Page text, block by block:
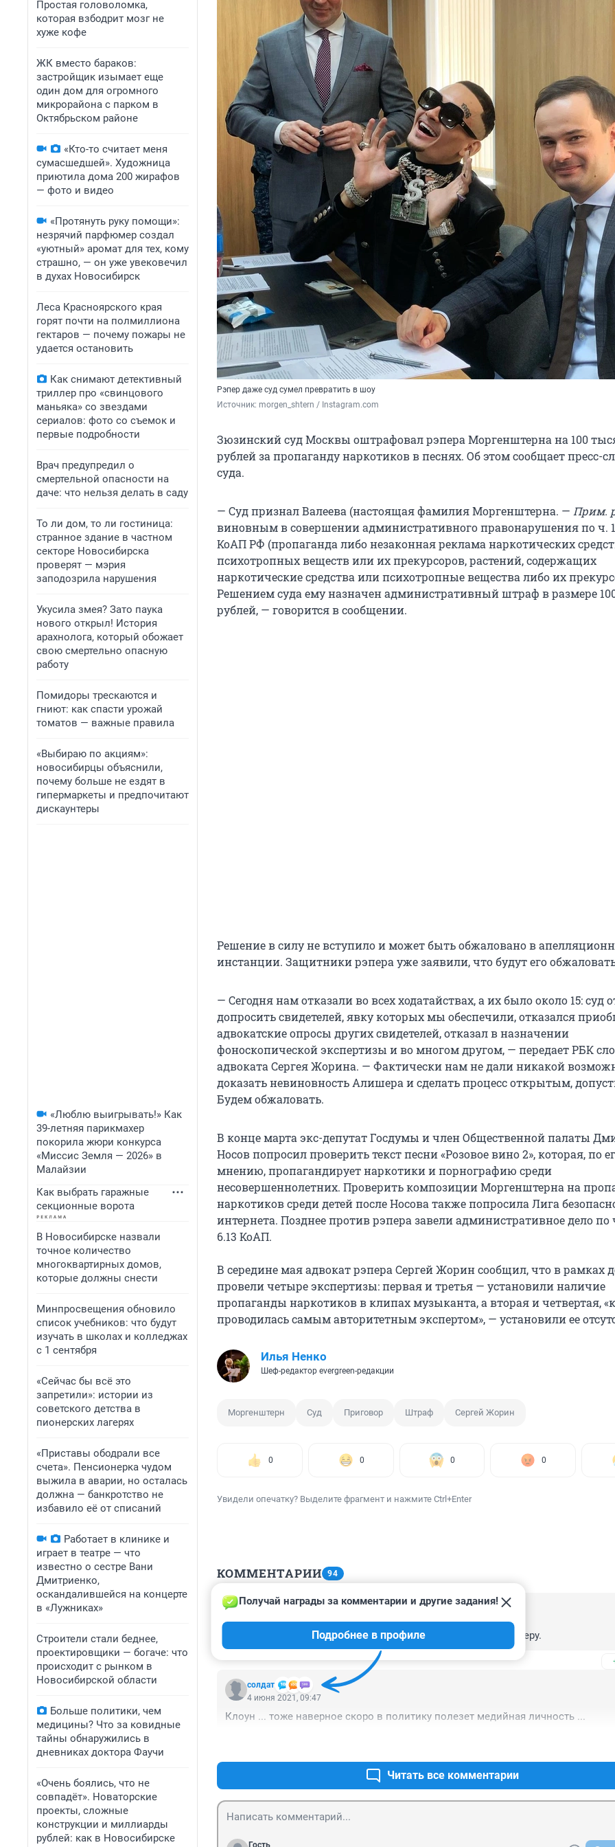
Простая головоломка,
которая взбодрит мозг не
хуже кофе
ЖК вместо бараков:
застройщик изымает еще
один дом для огромного
микрорайона с парком в
Октябрьском районе
«Кто-то считает меня
сумасшедшей». Художница
приютила дома 200 жирафов
— фото и видео
«Протянуть руку помощи»:
незрячий парфюмер создал
«уютный» аромат для тех, кому
страшно, — он уже увековечил
в духах Новосибирск
Леса Красноярского края
горят почти на полмиллиона
гектаров — почему пожары не
удается остановить
Как снимают детективный
триллер про «свинцового
маньяка» со звездами
сериалов: фото со съемок и
первые подробности
Врач предупредил о
смертельной опасности на
даче: что нельзя делать в саду
То ли дом, то ли гостиница:
странное здание в частном
секторе Новосибирска
проверят — мэрия
заподозрила нарушения
Укусила змея? Зато паука
нового открыл! История
арахнолога, который обожает
свою смертельно опасную
работу
Помидоры трескаются и
гниют: как спасти урожай
томатов — важные правила
«Выбираю по акциям»:
новосибирцы объяснили,
почему больше не ездят в
гипермаркеты и предпочитают
дискаунтеры
«Люблю выигрывать!» Как
39-летняя парикмахер
покорила жюри конкурса
«Миссис Земля — 2026» в
Малайзии
Как выбрать гаражные
секционные ворота
В Новосибирске назвали
точное количество
многоквартирных домов,
которые должны снести
Минпросвещения обновило
список учебников: что будут
изучать в школах и колледжах
с 1 сентября
«Сейчас бы всё это
запретили»: истории из
советского детства в
пионерских лагерях
«Приставы ободрали все
счета». Пенсионерка чудом
выжила в аварии, но осталась
должна — банкротство не
избавило её от списаний
Работает в клинике и
играет в театре — что
известно о сестре Вани
Дмитриенко,
оскандалившейся на концерте
в «Лужниках»
Строители стали беднее,
проектировщики — богаче: что
происходит с рынком в
Новосибирской области
Больше политики, чем
медицины? Что за ковидные
тайны обнаружились в
дневниках доктора Фаучи
«Очень боялись, что не
совпадёт». Новаторские
проекты, сложные
конструкции и миллиарды
рублей: как в Новосибирске
Рэпер даже суд сумел превратить в шоу
Источник: morgen_shtern / Instagram.com
Зюзинский суд Москвы оштрафовал рэпера Моргенштерна на 100
рублей за пропаганду наркотиков в песнях. Об этом сообщает пресс-
суда.
— Суд признал Валеева (настоящая фамилия Моргенштерна. — Прим.
виновным в совершении административного правонарушения по ч. 1
КоАП РФ (пропаганда либо незаконная реклама наркотических
психотропных веществ или их прекурсоров, растений, содержащих
наркотические средства или психотропные вещества либо их
Решением суда ему назначен административный штраф в размере
рублей, — говорится в сообщении.
Решение в силу не вступило и может быть обжаловано в
инстанции. Защитники рэпера уже заявили, что будут его
— Сегодня нам отказали во всех ходатайствах, а их было около 15: суд
допросить свидетелей, явку которых мы обеспечили, отказался
адвокатские опросы других свидетелей, отказал в назначении
фоноскопической экспертизы и во многом другом, — передает РБК
адвоката Сергея Жорина. — Фактически нам не дали никакой
доказать невиновность Алишера и сделать процесс открытым,
Будем обжаловать.
В конце марта экс-депутат Госдумы и член Общественной палаты
Носов попросил проверить текст песни «Розовое вино 2», которая, по
мнению, пропагандирует наркотики и порнографию среди
несовершеннолетних. Проверить композиции Моргенштерна на
наркотиков среди детей после Носова также попросила Лига
интернета. Позднее против рэпера завели административное дело по
6.13 КоАП.
В середине мая адвокат рэпера Сергей Жорин сообщил, что в рамках
провели четыре экспертизы: первая и третья — установили наличие
пропаганды наркотиков в клипах музыканта, а вторая и четвертая,
проводилась самым авторитетным экспертом», — установили ее
Илья Ненко
Шеф-редактор evergreen-редакции
Моргенштерн Суд Приговор Штраф Сергей Жорин
0 0 0 0
Увидели опечатку? Выделите фрагмент и нажмите Ctrl+Enter
КОММЕНТАРИИ 94
Гость
А за шоу в суде штраф не полагается разве? Суток 15 к примеру.
солдат
Получай награды за комментарии и другие задания!
Подробнее в профиле
4 июня 2021, 09:47
Клоун ... тоже наверное скоро в политику полезет медийная личность ...
Читать все комментарии
Гость